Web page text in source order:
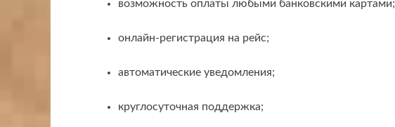
возможность оплаты любыми банковскими картами;
онлайн-регистрация на рейс;
автоматические уведомления;
круглосуточная поддержка;